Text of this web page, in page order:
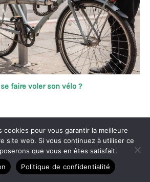
faire voler son vélo ?
© 2026 Vélo passion
A propos
Contact
cookies pour vous garantir la meilleure
site web. Si vous continuez à utiliser ce
que vous en êtes satisfait.
Politique de confidentialité